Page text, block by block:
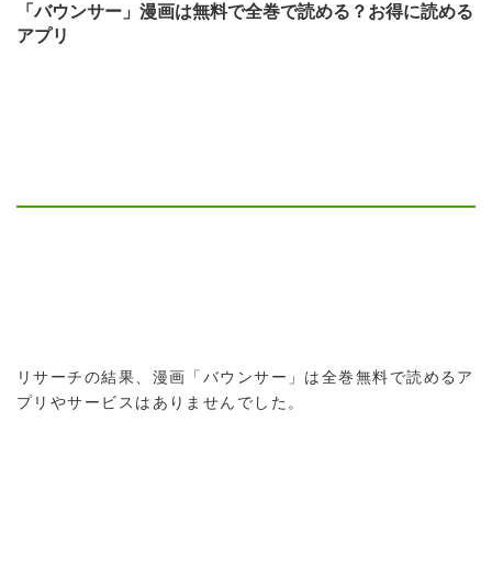
「バウンサー」漫画は無料で全巻で読める？お得に読める
アプリ
リサーチの結果、漫画「バウンサー」は全巻無料で読めるア
プリやサービスはありませんでした。